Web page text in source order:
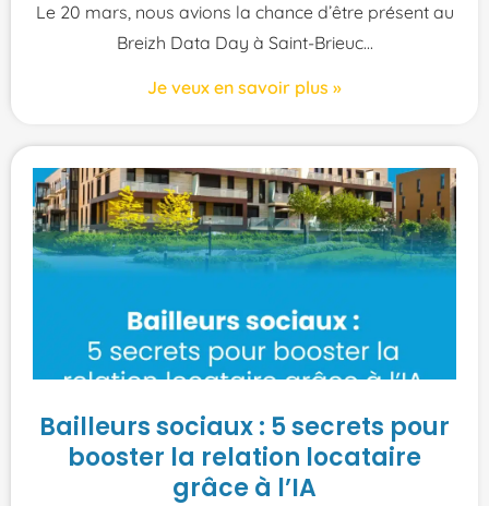
Le 20 mars, nous avions la chance d’être présent au
Breizh Data Day à Saint-Brieuc
Je veux en savoir plus »
Bailleurs sociaux : 5 secrets pour
booster la relation locataire
grâce à l’IA